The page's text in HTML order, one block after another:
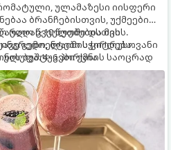
ულამაზესი იისფერი
ბრანჩებისთვის, უქმეების
წვეულებებისთვის.
გემო, ლაიმის ციტრუსოვანი
ბუშტუკები ქმნის საოცრად
კოქტეილს.
რაღაც 10 წუთში და მის
სჭირდება.
4–6 პორცია